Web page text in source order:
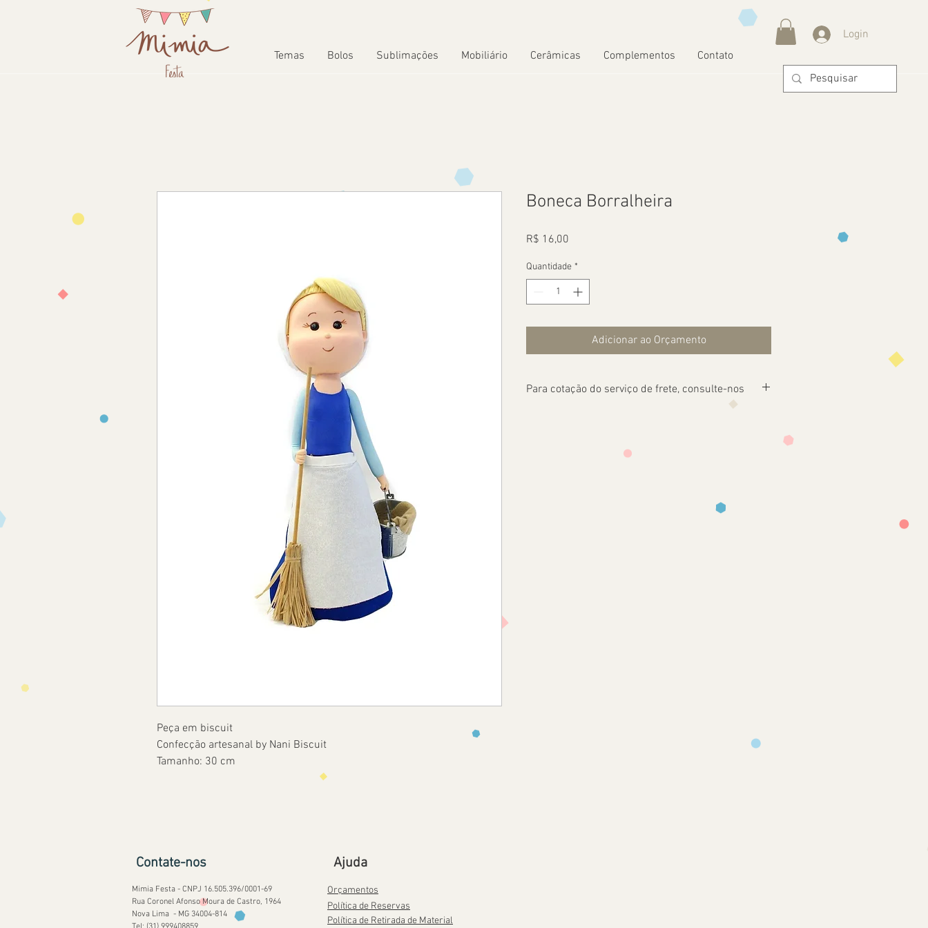
Temas Bolos Sublimações Mobiliário Cerâmicas Complementos Contato
Login
Peça em biscuit
Confecção artesanal by Nani Biscuit
Tamanho: 30 cm
Boneca Borralheira
R$ 16,00
Quantidade *
Adicionar ao Orçamento
Para cotação do serviço de frete, consulte-nos
Contate-nos
Mimia Festa - CNPJ 16.505.396/0001-69
Rua Coronel Afonso Moura de Castro, 1964
Nova Lima - MG 34004-814
Ajuda
Orçamentos
Política de Reservas
Política de Retirada de Material